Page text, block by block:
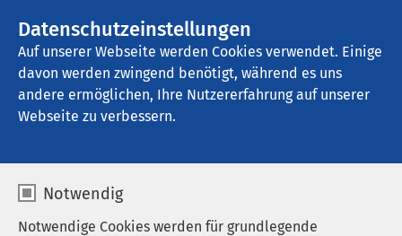
Datenschutzeinstellungen
Auf unserer Webseite werden Cookies verwendet. Einige
davon werden zwingend benötigt, während es uns
andere ermöglichen, Ihre Nutzererfahrung auf unserer
Webseite zu verbessern.
Notwendig
Notwendige Cookies werden für grundlegende
AMEOS Klinikum Osnabrück